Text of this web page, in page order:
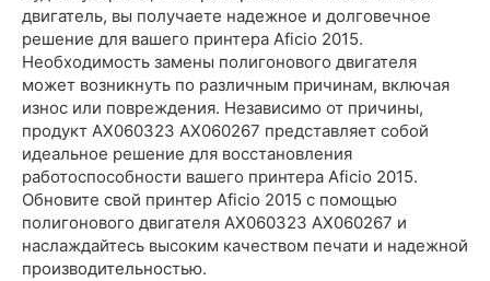
двигатель, вы получаете надежное и долговечное
решение для вашего принтера Aficio 2015.
Необходимость замены полигонового двигателя
может возникнуть по различным причинам, включая
износ или повреждения. Независимо от причины,
продукт AX060323 AX060267 представляет собой
идеальное решение для восстановления
работоспособности вашего принтера Aficio 2015.
Обновите свой принтер Aficio 2015 с помощью
полигонового двигателя AX060323 AX060267 и
наслаждайтесь высоким качеством печати и надежной
производительностью.